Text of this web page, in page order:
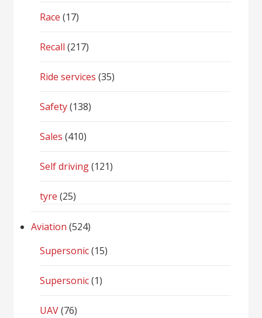
Race (17)
Recall (217)
Ride services (35)
Safety(138)
Sales (410)
Self driving(121)
tyre (25)
Aviation (524)
Supersonic(15)
Supersonic(1)
UAV(76)